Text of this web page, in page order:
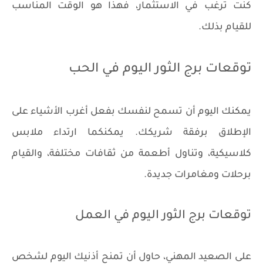
كنت ترغب في الاستثمار، فهذا هو الوقت المناسب
للقيام بذلك.
توقعات برج الثور اليوم في الحب
يمكنك اليوم أن تسمح لنفسك بفعل أغرب الأشياء على
الإطلاق برفقة شريكك. يمكنكما ارتداء ملابس
كلاسيكية، وتناول أطعمة من ثقافات مختلفة، والقيام
برحلات ومغامرات جديدة.
توقعات برج الثور اليوم في العمل
على الصعيد المهني، حاول أن تمنح أذنيك اليوم لشخص